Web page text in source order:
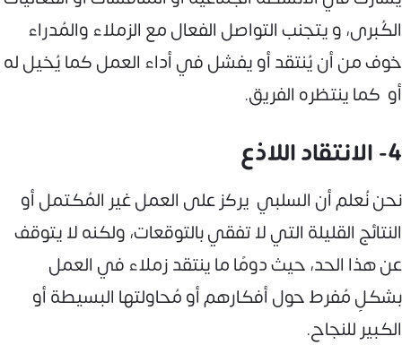
الكُبرى، و يتجنب التواصل الفعال مع الزملاء والمُدراء
خوف من أن يُنتقد أو يفشل في أداء العمل كما يُخيل له
أو كما ينتظره الفريق.
4- الانتقاد اللاذع
نحن نُعلم أن السلبي يركز على العمل غير المُكتمل أو
النتائج القليلة التي لا تفقي بالتوقعات، ولكنه لا يتوقف
عن هذا الحد، حيث دومًا ما ينتقد زملاء في العمل
بشكلٍ مُفرط حول أفكارهم أو مُحاولتها البسيطة أو
الكبير للنجاح.